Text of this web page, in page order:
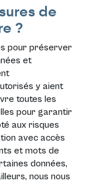
de
?
pour préserver
et
y aient
toutes les
pour garantir
aux risques
avec accès
et mots de
données,
nous nous